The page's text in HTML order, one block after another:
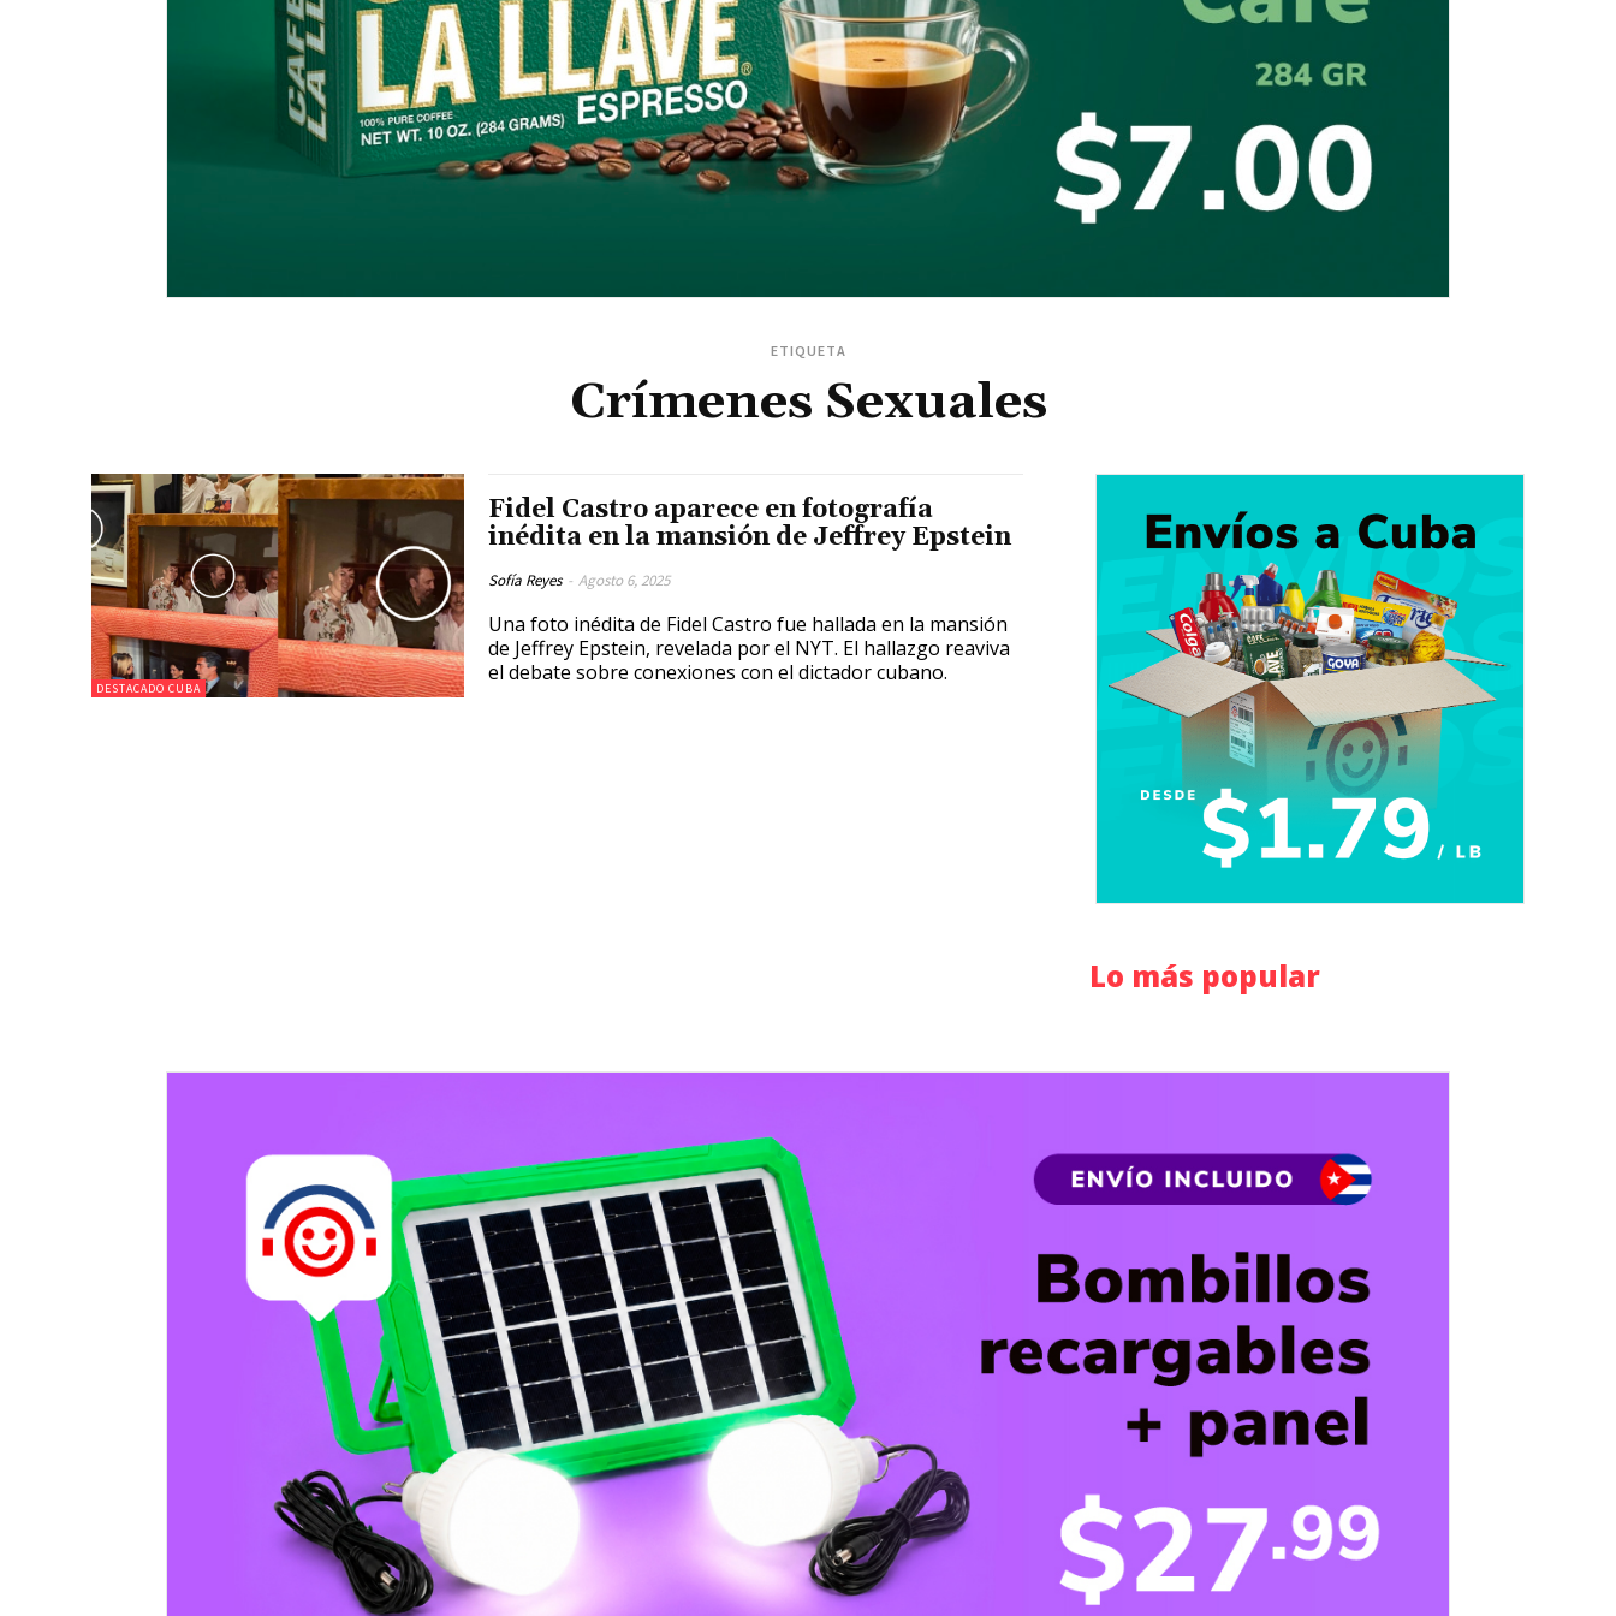
ETIQUETA
Crímenes Sexuales
DESTACADO CUBA
Fidel Castro aparece en fotografía
inédita en la mansión de Jeffrey Epstein
Sofía Reyes - Agosto 6, 2025
Una foto inédita de Fidel Castro fue hallada en la mansión
de Jeffrey Epstein, revelada por el NYT. El hallazgo reaviva
el debate sobre conexiones con el dictador cubano.
Lo más popular